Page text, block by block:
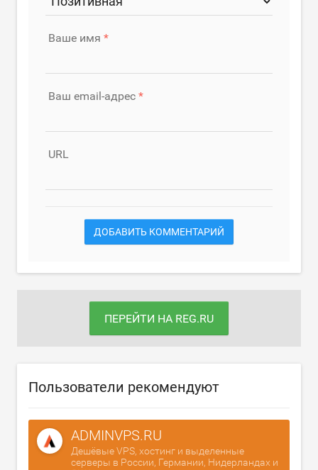
Ваше имя
Ваш email-адрес
URL
ДОБАВИТЬ КОММЕНТАРИЙ
ПЕРЕЙТИ НА REG.RU
Пользователи рекомендуют
ADMINVPS.RU
Дешёвые VPS, хостинг и выделенные
серверы в России, Германии, Нидерландах и